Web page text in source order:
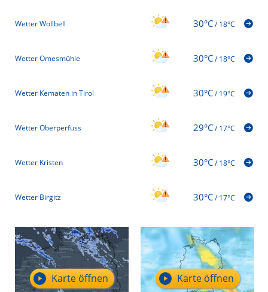
Wetter Wollbell 30°C/18°C
Wetter Omesmühle 30°C/18°C
Wetter Kematen in Tirol 30°C/19°C
Wetter Oberperfuss 29°C/17°C
Wetter Kristen 30°C/18°C
Wetter Birgitz 30°C/17°C
Karte öffnen Karte öffnen